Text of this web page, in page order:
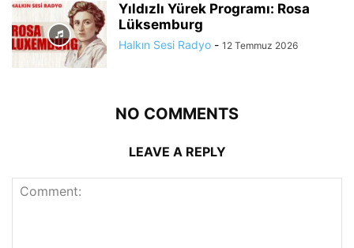
Yıldızlı Yürek Programı: Rosa
Lüksemburg
Halkın Sesi Radyo - 12 Temmuz 2026
NO COMMENTS
LEAVE A REPLY